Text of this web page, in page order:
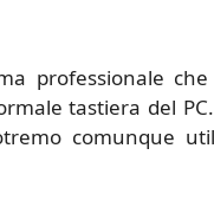
professionale
tastiera del
comunque